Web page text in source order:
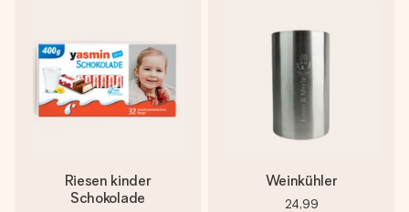
Riesen kinder
Schokolade
Weinkühler
24,99